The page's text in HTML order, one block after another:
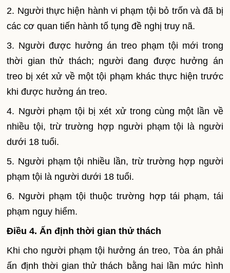
2. Người thực hiện hành vi phạm tội bỏ trốn và đã bị
các cơ quan tiến hành tố tụng đề nghị truy nã.
3. Người được hưởng án treo phạm tội mới trong
thời gian thử thách; người đang được hưởng án
treo bị xét xử về một tội phạm khác thực hiện trước
khi được hưởng án treo.
4. Người phạm tội bị xét xử trong cùng một lần về
nhiều tội, trừ trường hợp người phạm tội là người
dưới 18 tuổi.
5. Người phạm tội nhiều lần, trừ trường hợp người
phạm tội là người dưới 18 tuổi.
6. Người phạm tội thuộc trường hợp tái phạm, tái
phạm nguy hiểm.
Điều 4. Ấn định thời gian thử thách
Khi cho người phạm tội hưởng án treo, Tòa án phải
ấn định thời gian thử thách bằng hai lần mức hình